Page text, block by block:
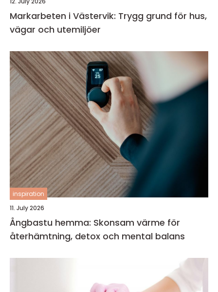
Markarbeten i Västervik: Trygg grund för hus,
vägar och utemiljöer
inspiration
11. July 2026
Ångbastu hemma: Skonsam värme för
återhämtning, detox och mental balans